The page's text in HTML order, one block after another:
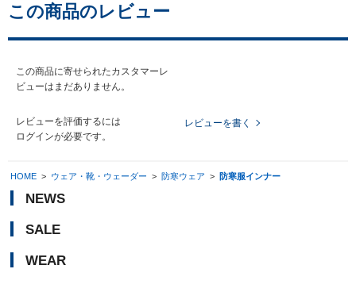
この商品のレビュー
この商品に寄せられたカスタマーレ
ビューはまだありません。
レビューを評価するには
ログインが必要です。
レビューを書く
HOME > ウェア・靴・ウェーダー > 防寒ウェア > 防寒服インナー
NEWS
SALE
WEAR